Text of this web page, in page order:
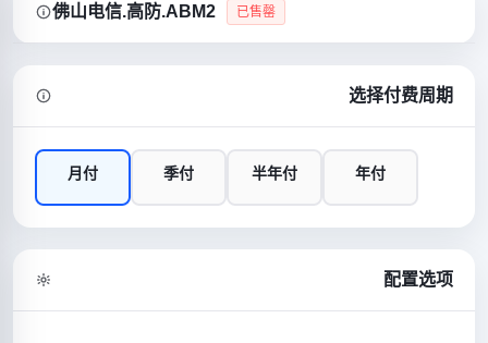
佛山电信.高防.ABM2 已售罄
选择付费周期
月付 季付 半年付 年付
配置选项